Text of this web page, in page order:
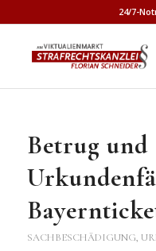
24/7-
Betrug und
SACHBESCHÄDIGUNG,